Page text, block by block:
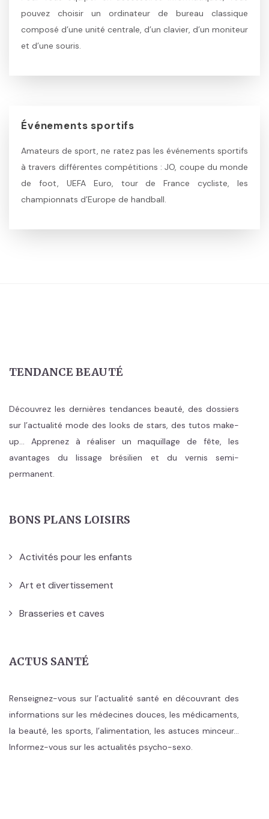
pouvez choisir un ordinateur de bureau classique
composé d’une unité centrale, d’un clavier, d’un moniteur
et d’une souris.
Événements sportifs
Amateurs de sport, ne ratez pas les événements sportifs
à travers différentes compétitions : JO, coupe du monde
de foot, UEFA Euro, tour de France cycliste, les
championnats d’Europe de handball.
TENDANCE BEAUTÉ
Découvrez les dernières tendances beauté, des dossiers
sur l’actualité mode des looks de stars, des tutos make-
up… Apprenez à réaliser un maquillage de fête, les
avantages du lissage brésilien et du vernis semi-
permanent.
BONS PLANS LOISIRS
Activités pour les enfants
Art et divertissement
Brasseries et caves
ACTUS SANTÉ
Renseignez-vous sur l’actualité santé en découvrant des
informations sur les médecines douces, les médicaments,
la beauté, les sports, l’alimentation, les astuces minceur…
Informez-vous sur les actualités psycho-sexo.